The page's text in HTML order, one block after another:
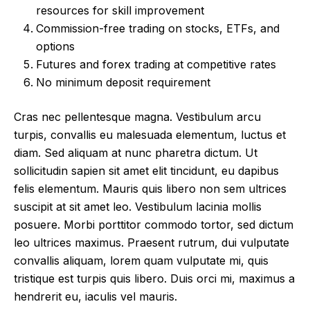
resources for skill improvement
Commission-free trading on stocks, ETFs, and
options
Futures and forex trading at competitive rates
No minimum deposit requirement
Cras nec pellentesque magna. Vestibulum arcu
turpis, convallis eu malesuada elementum, luctus et
diam. Sed aliquam at nunc pharetra dictum. Ut
sollicitudin sapien sit amet elit tincidunt, eu dapibus
felis elementum. Mauris quis libero non sem ultrices
suscipit at sit amet leo. Vestibulum lacinia mollis
posuere. Morbi porttitor commodo tortor, sed dictum
leo ultrices maximus. Praesent rutrum, dui vulputate
convallis aliquam, lorem quam vulputate mi, quis
tristique est turpis quis libero. Duis orci mi, maximus a
hendrerit eu, iaculis vel mauris.